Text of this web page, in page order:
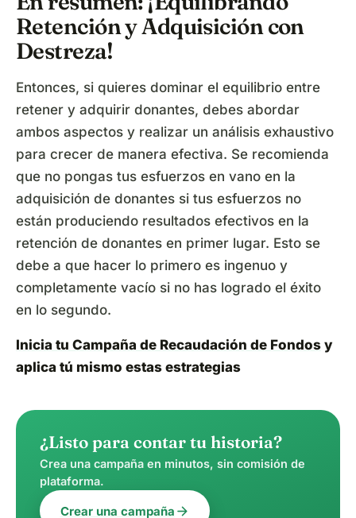
Retención y Adquisición con
Destreza!
Entonces, si quieres dominar el equilibrio entre
retener y adquirir donantes, debes abordar
ambos aspectos y realizar un análisis exhaustivo
para crecer de manera efectiva. Se recomienda
que no pongas tus esfuerzos en vano en la
adquisición de donantes si tus esfuerzos no
están produciendo resultados efectivos en la
retención de donantes en primer lugar. Esto se
debe a que hacer lo primero es ingenuo y
completamente vacío si no has logrado el éxito
en lo segundo.
Inicia tu Campaña de Recaudación de Fondos y
aplica tú mismo estas estrategias
¿Listo para contar tu historia?
Crea una campaña en minutos, sin comisión de
plataforma.
Crear una campaña arrow_forward